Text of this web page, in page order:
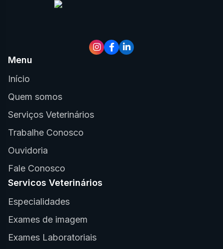
Menu
Início
Quem somos
Serviços Veterinários
Trabalhe Conosco
Ouvidoria
Fale Conosco
Servicos Veterinários
Especialidades
Exames de imagem
Exames Laboratoriais